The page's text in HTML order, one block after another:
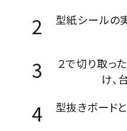
型紙シールの
２で切り取っ
け、
型抜きボード